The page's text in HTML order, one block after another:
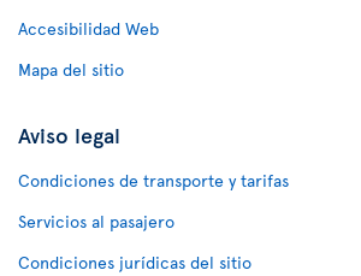
Accesibilidad Web
Mapa del sitio
Aviso legal
Condiciones de transporte y tarifas
Servicios al pasajero
Condiciones jurídicas del sitio